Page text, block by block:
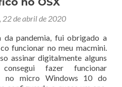
de abril de 2020
da pandemia, fui obrigado a
funcionar no meu macmini.
assinar digitalmente alguns
fazer funcionar
no micro Windows 10 do